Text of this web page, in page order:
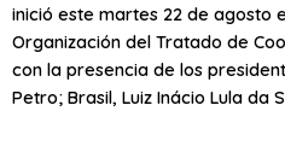
inició este martes 22 de agosto
Organización del Tratado de
con la presencia de los
Petro; Brasil, Luiz Inácio Lula da